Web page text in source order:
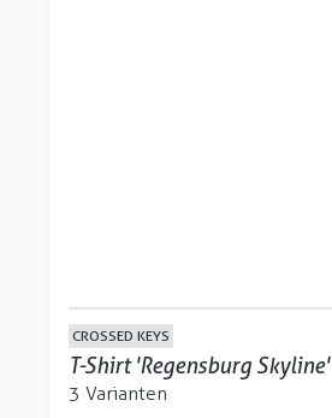
CROSSED KEYS
T-Shirt 'Regensburg Skyline'
3 Varianten